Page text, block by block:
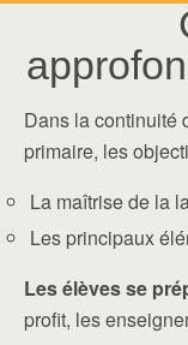
Dans la continuité
primaire, les
La maîtrise de la
Les principaux
Les élèves se
profit, les